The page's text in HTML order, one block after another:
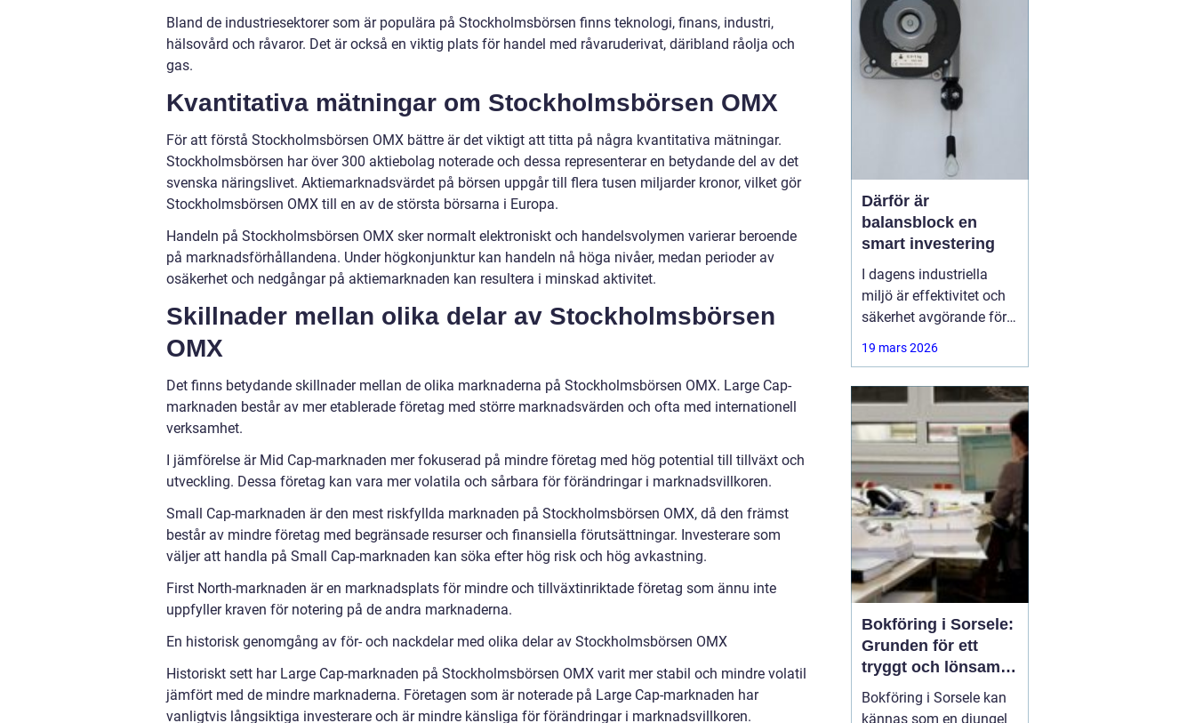
Bland de industriesektorer som är populära på Stockholmsbörsen finns teknologi, finans, industri,
hälsovård och råvaror. Det är också en viktig plats för handel med råvaruderivat, däribland råolja och
gas.
Kvantitativa mätningar om Stockholmsbörsen OMX
För att förstå Stockholmsbörsen OMX bättre är det viktigt att titta på några kvantitativa mätningar.
Stockholmsbörsen har över 300 aktiebolag noterade och dessa representerar en betydande del av det
svenska näringslivet. Aktiemarknadsvärdet på börsen uppgår till flera tusen miljarder kronor, vilket gör
Stockholmsbörsen OMX till en av de största börsarna i Europa.
Handeln på Stockholmsbörsen OMX sker normalt elektroniskt och handelsvolymen varierar beroende
på marknadsförhållandena. Under högkonjunktur kan handeln nå höga nivåer, medan perioder av
osäkerhet och nedgångar på aktiemarknaden kan resultera i minskad aktivitet.
Skillnader mellan olika delar av Stockholmsbörsen
OMX
Det finns betydande skillnader mellan de olika marknaderna på Stockholmsbörsen OMX. Large Cap-
marknaden består av mer etablerade företag med större marknadsvärden och ofta med internationell
verksamhet.
I jämförelse är Mid Cap-marknaden mer fokuserad på mindre företag med hög potential till tillväxt och
utveckling. Dessa företag kan vara mer volatila och sårbara för förändringar i marknadsvillkoren.
Small Cap-marknaden är den mest riskfyllda marknaden på Stockholmsbörsen OMX, då den främst
består av mindre företag med begränsade resurser och finansiella förutsättningar. Investerare som
väljer att handla på Small Cap-marknaden kan söka efter hög risk och hög avkastning.
First North-marknaden är en marknadsplats för mindre och tillväxtinriktade företag som ännu inte
uppfyller kraven för notering på de andra marknaderna.
En historisk genomgång av för- och nackdelar med olika delar av Stockholmsbörsen OMX
Historiskt sett har Large Cap-marknaden på Stockholmsbörsen OMX varit mer stabil och mindre volatil
jämfört med de mindre marknaderna. Företagen som är noterade på Large Cap-marknaden har
vanligtvis långsiktiga investerare och är mindre känsliga för förändringar i marknadsvillkoren.
Därför är
balansblock en
smart investering
I dagens industriella
miljö är effektivitet och
säkerhet avgörande för
hjälpmedel som har
blivit alltmer populärt är
19 mars 2026
Bokföring i Sorsele:
Grunden för ett
tryggt och lönsamt
företag
Bokföring i Sorsele kan
kännas som en djungel